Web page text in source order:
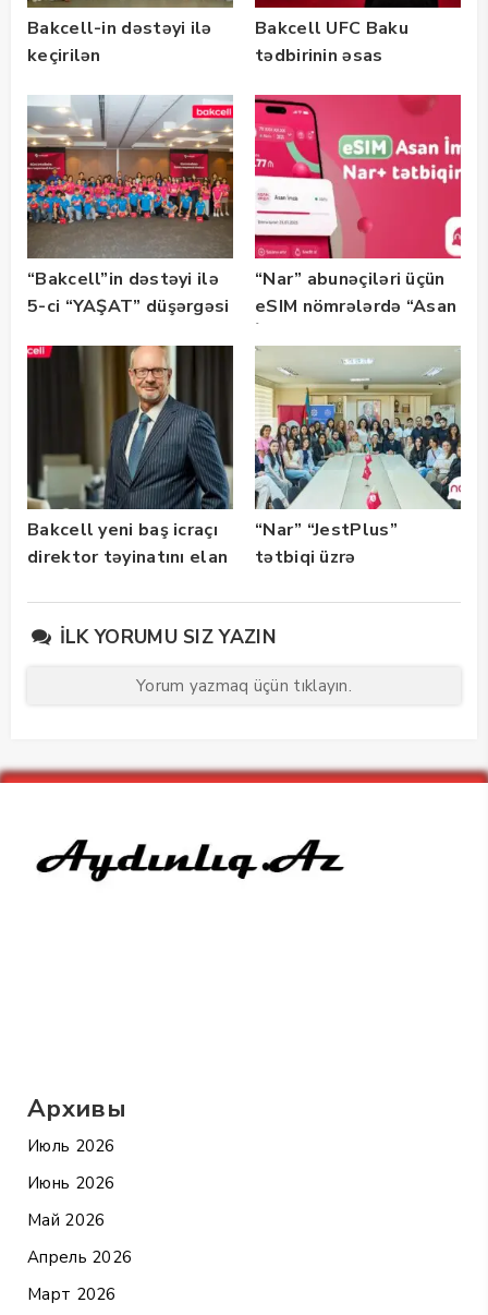
Bakcell-in dəstəyi ilə
keçirilən
Bootcamp” başladı
Bakcell UFC Baku
tədbirinin əsas
“Bakcell”in dəstəyi ilə
5-ci “YAŞAT” düşərgəsi
“Nar” abunəçiləri üçün
eSIM nömrələrdə “Asan
istifadəyə verildi
Bakcell yeni baş icraçı
direktor təyinatını elan
“Nar” “JestPlus”
tətbiqi üzrə
İLK YORUMU SIZ YAZIN
Yorum yazmaq üçün tıklayın.
Архивы
Июль 2026
Июнь 2026
Май 2026
Апрель 2026
Март 2026